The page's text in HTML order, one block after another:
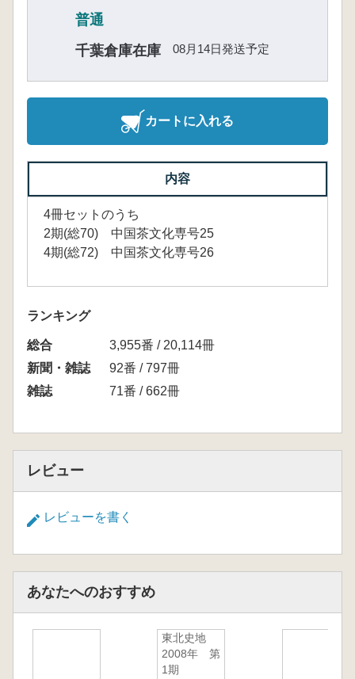
普通
千葉倉庫在庫
08月14日発送予定
カートに入れる
内容
4冊セットのうち
2期(総70) 中国茶文化専号25
4期(総72) 中国茶文化専号26
ランキング
総合
3,955番 / 20,114冊
新聞・雑誌
92番 / 797冊
雑誌
71番 / 662冊
レビュー
レビューを書く
あなたへのおすすめ
東北史地
2008年 第
1期